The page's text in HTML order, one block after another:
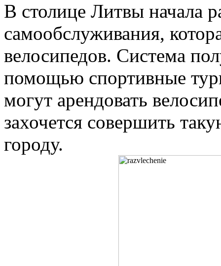
В столице Литвы начала
самообслуживания,
велосипедов. Система
помощью спортивные
могут арендовать
захочется совершить
городу.